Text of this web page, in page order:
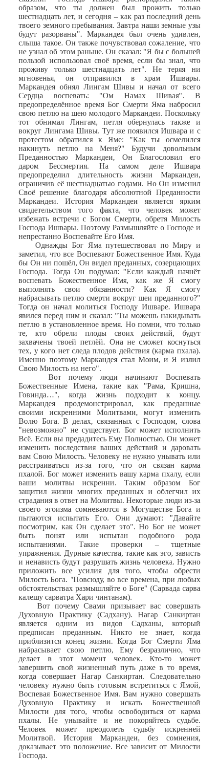
образом, что ты должен был прожить только
шестнадцать лет, и сегодня – как раз последний день
твоего земного пребывания. Завтра наши земные узы
будут разорваны". Маркандея был очень удивлен,
слыша такое. Он также почувствовал сожаление, что
не узнал об этом раньше. Он сказал: "Я бы с большей
пользой использовал своё время, если бы знал, что
проживу только шестнадцать лет". Не теряя ни
мгновенья, он отправился в храм Ишвары.
Маркандея обнял Лингам Шивы и начал от всего
Сердца воспевать: "Ом Намах Шивая". В
предопределённое время Бог Смерти Яма набросил
свою петлю на шею молодого Маркандеи. Поскольку
тот обнимал Лингам, петля обернулась также и
вокруг Лингама Шивы. Тут же появился Ишвара и с
протестом обратился к Яме: "Как ты осмелился
накинуть петлю на Меня?" Будучи довольным
Преданностью Маркандеи, Он Благословил его
даром Бессмертия. На самом деле Ишвара
предопределил длительность жизни Маркандеи,
ограничив её шестнадцатью годами. Но Он изменил
Своё решение благодаря абсолютной Преданности
Маркандеи. История Маркандеи является ярким
свидетельством того факта, что человек может
избежать встречи с Богом Смерти, обретя Милость
Господа Ишвары. Поэтому Размышляйте о Господе и
непрестанно Воспевайте Его Имя.
Однажды Бог Яма путешествовал по Миру и
заметил, что все Воспевают Божественное Имя. Куда
бы Он ни пошёл, Он видел преданных, созерцающих
Господа. Тогда Он подумал: "Если каждый начнёт
воспевать Божественное Имя, как же Я смогу
выполнять свои обязанности? Как Я смогу
набрасывать петлю смерти вокруг шеи преданного?"
Тогда он начал молиться Господу Ишваре. Ишвара
явился перед ним и сказал: "Ты можешь накидывать
петлю в установленное время. Но помни, что только
те, кто обрели плоды своих действий, будут
захвачены твоей петлёй. Она не сможет коснуться
тех, у кого нет следа плодов действия (карма пхала).
Именно поэтому Маркандея стал Моим, и Я излил
Свою Милость на него".
Вот почему люди начинают Воспевать
Божественные Имена, такие как "Рама, Кришна,
Говинда…", когда жизнь подходит к концу.
Маркандея продемонстрировал, как преданные
своими искренними Молитвами, могут изменить
Волю Бога. В делах, связанных с Господом, слова
"невозможно" не существует. Бог может исполнить
Всё. Если вы предадитесь Ему Полностью, Он может
изменить последствия ваших действий и даровать
вам Свою Милость. Человеку не нужно унывать или
расстраиваться из-за того, что он связан карма
пхалой. Бог может изменить вашу карма пхалу, если
ваши молитвы искренни. Таким образом Бог
защитил жизни многих преданных и облегчил их
страдания в ответ на Молитвы. Некоторые люди из-за
своего эгоизма сомневаются в Могуществе Бога и
пытаются испытать Его. Они думают: "Давайте
посмотрим, как Он сделает это". Но Бог не может
быть понят или испытан подобного рода
испытаниями. Такие проверки – тщетные
упражнения. Дурные качества, такие как эго, зависть
и ненависть будут разрушать жизнь человека. Нужно
приложить все усилия для того, чтобы обрести
Милость Бога. "Повсюду, во все времена, при любых
обстоятельствах размышляйте о Боге" (Сарвада сарва
калешу сарватра Хари чинтанам).
Вот почему Свами призывает вас совершать
Духовную Практику (Садхану). Нагар Санкиртан
является одним из видов Садханы, который
предписан преданным. Никто не знает, когда
приблизится конец жизни. Когда Бог Смерти Яма
набрасывает свою петлю, Ему безразлично, что
делает в этот момент человек. Кто-то может
завершить свой жизненный путь даже в то время,
когда совершает Нагар Санкиртан. Следовательно
человеку нужно быть готовым встретиться с Ямой,
Воспевая Божественное Имя. Вам нужно совершать
Духовную Практику и искать Божественной
Милости для того, чтобы освободиться от карма
пхалы. Не унывайте и не покоряйтесь судьбе.
Человек может преодолеть судьбу искренней
Молитвой. История Маркандеи, без сомнения,
доказывает это положение. Все зависит от Милости
Господа.